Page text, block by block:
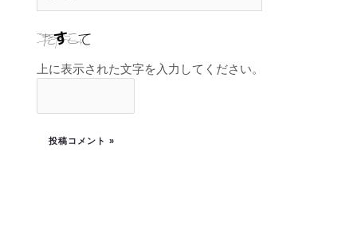
上に表示された文字を入力してください。